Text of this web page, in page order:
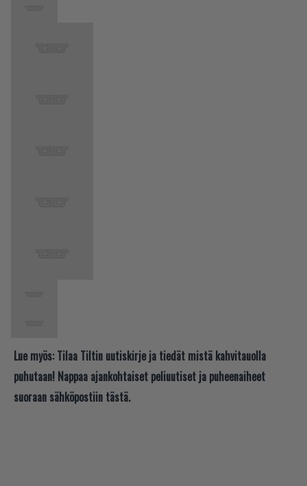
Lue myös: Tilaa Tiltin uutiskirje ja tiedät mistä kahvitauolla
puhutaan! Nappaa ajankohtaiset peliuutiset ja puheenaiheet
suoraan sähköpostiin tästä.